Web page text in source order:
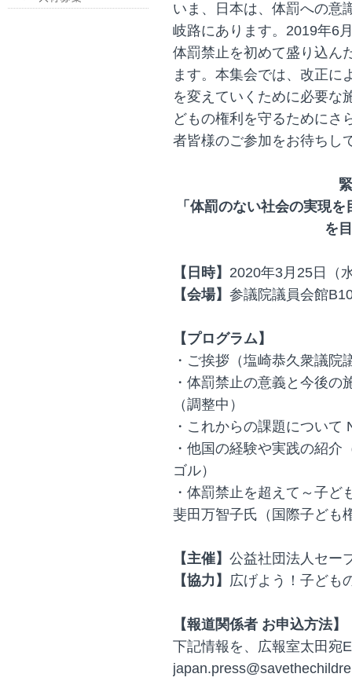
いま、日本は、体罰への意
岐路にあります。2019年6
体罰禁止を初めて盛り込ん
ます。本集会では、改正に
を変えていくために必要な
どもの権利を守るためにさ
者皆様のご参加をお待ちし
「体罰のない社会の実現
を
【日時】 2020年3月25日（
【会場】 参議院議員会館
【プログラム】
・ご挨拶（塩崎恭久衆議院
・体罰禁止の意義と今後
（調整中）
・これからの課題につい
・他国の経験や実践の紹
ゴル）
・体罰禁止を超えて～子
斐田万智子氏（国際子ども
【主催】 公益社団法人セー
【協力】 広げよう！子ども
【報道関係者 お申込方法】
下記情報を、広報室太田宛